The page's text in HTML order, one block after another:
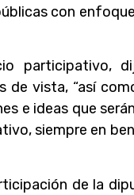
con
participativo,
de vista, “así
e ideas que
siempre en
de la